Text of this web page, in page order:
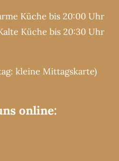
Küche bis 20:00 Uhr
Küche bis 20:30 Uhr
kleine Mittagskarte)
online: